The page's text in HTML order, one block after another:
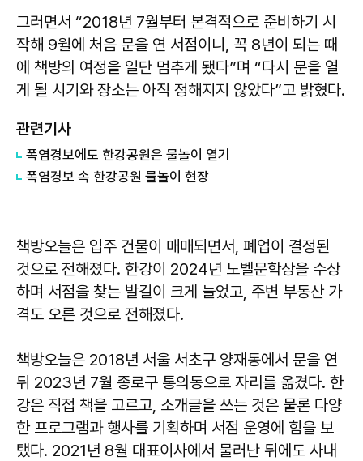
그러면서 “2018년 7월부터 본격적으로 준비하기 시
작해 9월에 처음 문을 연 서점이니, 꼭 8년이 되는 때
에 책방의 여정을 일단 멈추게 됐다”며 “다시 문을 열
게 될 시기와 장소는 아직 정해지지 않았다”고 밝혔다.
관련기사
폭염경보에도 한강공원은 물놀이 열기
폭염경보 속 한강공원 물놀이 현장
책방오늘은 입주 건물이 매매되면서, 폐업이 결정된
것으로 전해졌다. 한강이 2024년 노벨문학상을 수상
하며 서점을 찾는 발길이 크게 늘었고, 주변 부동산 가
격도 오른 것으로 전해졌다.
책방오늘은 2018년 서울 서초구 양재동에서 문을 연
뒤 2023년 7월 종로구 통의동으로 자리를 옮겼다. 한
강은 직접 책을 고르고, 소개글을 쓰는 것은 물론 다양
한 프로그램과 행사를 기획하며 서점 운영에 힘을 보
탰다. 2021년 8월 대표이사에서 물러난 뒤에도 사내